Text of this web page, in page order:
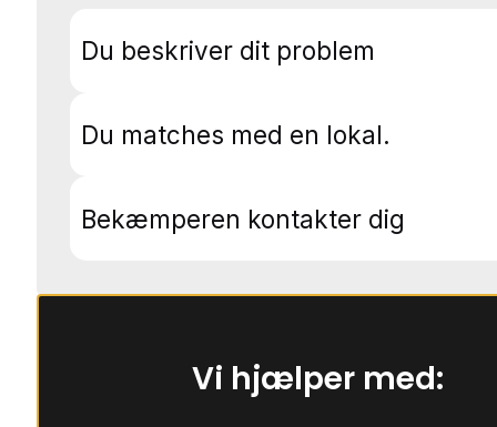
Du beskriver dit problem
Du matches med en lokal.
Bekæmperen kontakter dig
Vi hjælper med: